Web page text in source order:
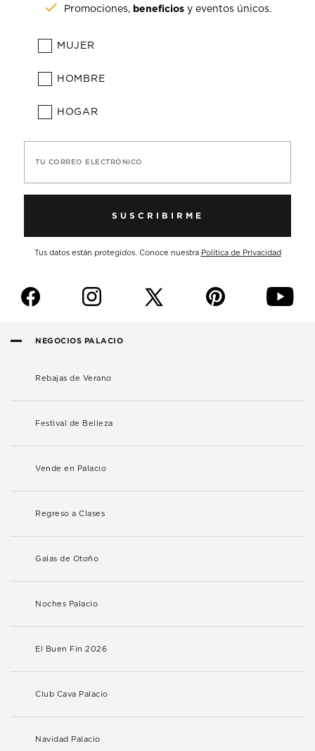
Promociones, beneficios y eventos únicos.
MUJER
HOMBRE
HOGAR
TU CORREO ELECTRÓNICO
SUSCRIBIRME
Tus datos están protegidos. Conoce nuestra Política de Privacidad
f i p y
NEGOCIOS PALACIO
Rebajas de Verano
Festival de Belleza
Vende en Palacio
Regreso a Clases
Galas de Otoño
Noches Palacio
El Buen Fin 2026
Club Cava Palacio
Navidad Palacio